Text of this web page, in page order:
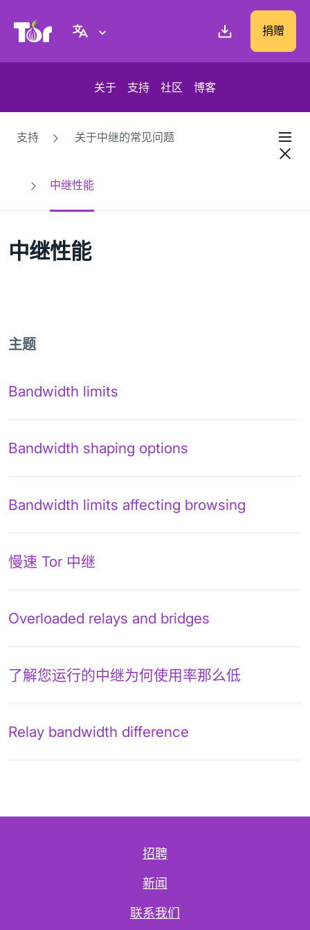
Tor Project 网站 捐赠
关于 支持 社区 博客
支持 关于中继的常见问题
中继性能
中继性能
主题
Bandwidth limits
Bandwidth shaping options
Bandwidth limits affecting browsing
慢速 Tor 中继
Overloaded relays and bridges
了解您运行的中继为何使用率那么低
Relay bandwidth difference
招聘
新闻
联系我们